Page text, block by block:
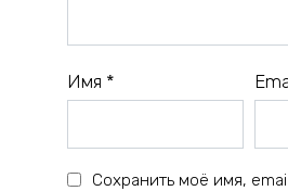
Имя *
Сохранить моё имя,